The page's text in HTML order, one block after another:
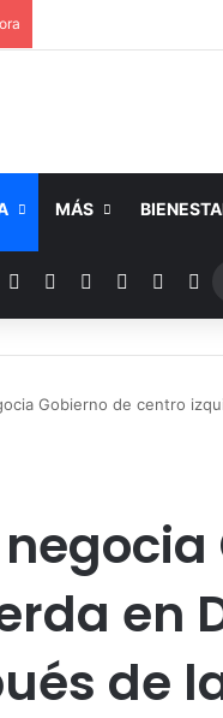
MÁS
Facebook YouTubeInstagram
Gobierno de centro
en
de